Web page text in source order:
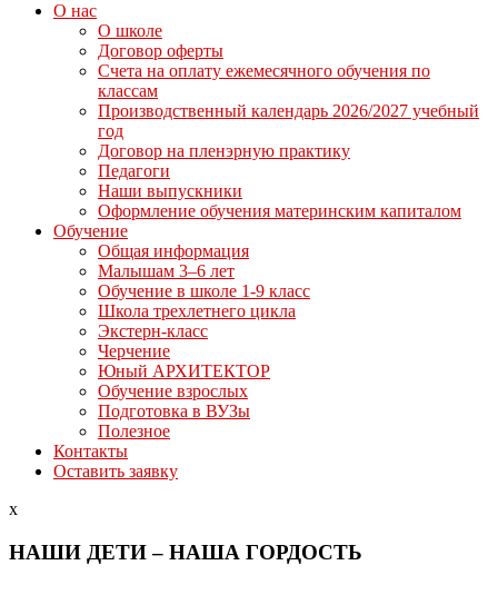
О нас
О школе
Договор оферты
Счета на оплату ежемесячного обучения по
классам
Производственный календарь 2026/2027 учебный
год
Договор на пленэрную практику
Педагоги
Наши выпускники
Оформление обучения материнским капиталом
Обучение
Общая информация
Малышам 3–6 лет
Обучение в школе 1-9 класс
Школа трехлетнего цикла
Экстерн-класс
Черчение
Юный АРХИТЕКТОР
Обучение взрослых
Подготовка в ВУЗы
Полезное
Контакты
Оставить заявку
x
НАШИ ДЕТИ – НАША ГОРДОСТЬ